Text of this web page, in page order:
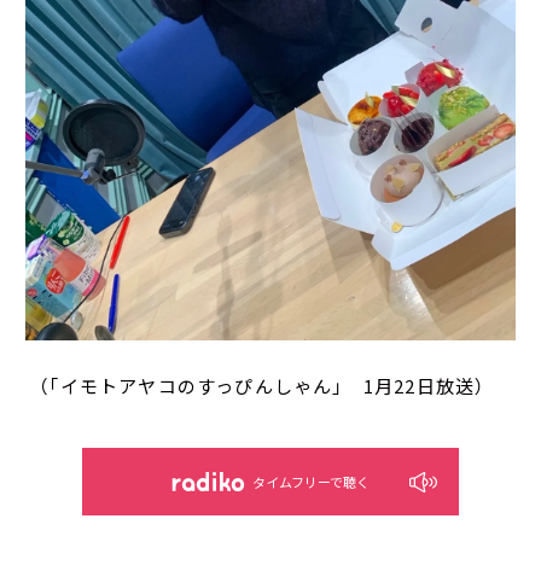
（「イモトアヤコのすっぴんしゃん」 1月22日放送）
タイムフリーで聴く